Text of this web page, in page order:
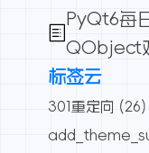
PyQt6每
QObject
标签云
301重定向 (26)